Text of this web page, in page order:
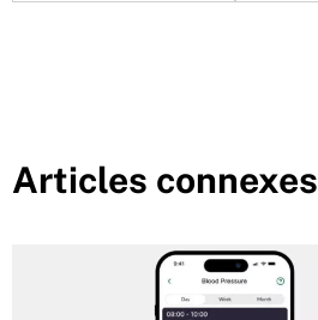
Articles connexes